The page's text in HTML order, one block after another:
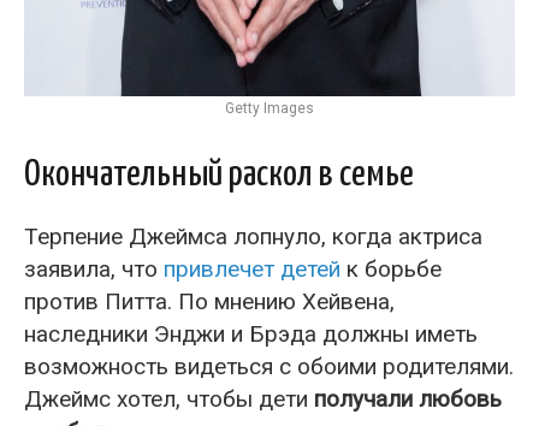
Getty Images
Окончательный раскол в семье
Терпение Джеймса лопнуло, когда актриса
заявила, что привлечет детей к борьбе
против Питта. По мнению Хейвена,
наследники Энджи и Брэда должны иметь
возможность видеться с обоими родителями.
Джеймс хотел, чтобы дети получали любовь